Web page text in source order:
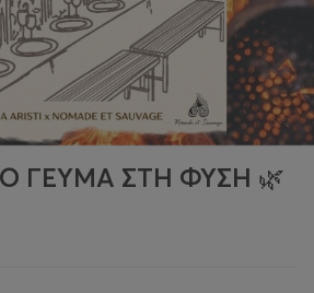
ΓΕΥΜΑ ΣΤΗ ΦΥΣΗ 🌿